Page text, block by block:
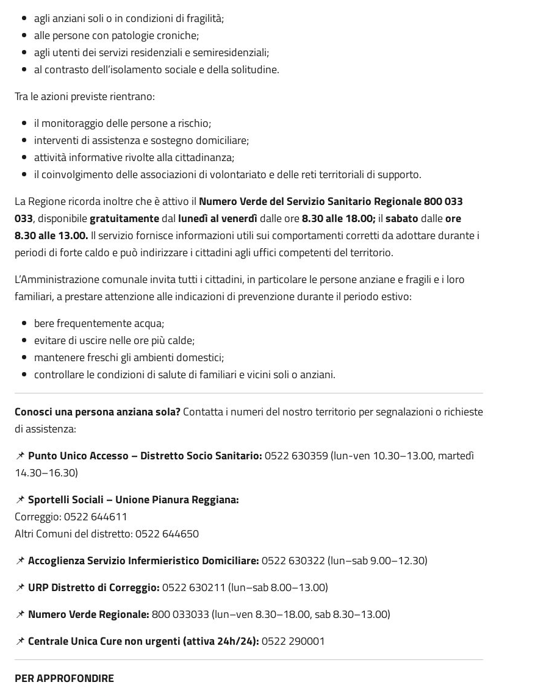
agli anziani soli o in condizioni di fragilità;
alle persone con patologie croniche;
agli utenti dei servizi residenziali e semiresidenziali;
al contrasto dell’isolamento sociale e della solitudine.
Tra le azioni previste rientrano:
il monitoraggio delle persone a rischio;
interventi di assistenza e sostegno domiciliare;
attività informative rivolte alla cittadinanza;
il coinvolgimento delle associazioni di volontariato e delle reti territoriali di supporto.
La Regione ricorda inoltre che è attivo il Numero Verde del Servizio Sanitario Regionale 800 033
033, disponibilegratuitamentedal lunedì al venerdì dalle ore8.30 alle 18.00; ilsabato dalleore
8.30 alle 13.00. Il servizio fornisce informazioni utili sui comportamenti corretti da adottare durante i
periodi di forte caldo e può indirizzare i cittadini agli uffici competenti del territorio.
L’Amministrazione comunale invita tutti i cittadini, in particolare le persone anziane e fragili e i loro
familiari, a prestare attenzione alle indicazioni di prevenzione durante il periodo estivo:
bere frequentemente acqua;
evitare di uscire nelle ore più calde;
mantenere freschi gli ambienti domestici;
controllare le condizioni di salute di familiari e vicini soli o anziani.
Conosci una persona anziana sola?Contatta i numeri del nostro territorio per segnalazioni o richieste
di assistenza:
📌 Punto Unico Accesso – Distretto Socio Sanitario:0522 630359 (lun-ven 10.30–13.00, martedì
14.30–16.30)
📌 Sportelli Sociali – Unione Pianura Reggiana:
Correggio: 0522 644611
Altri Comuni del distretto: 0522 644650
📌 Accoglienza Servizio Infermieristico Domiciliare:0522 630322 (lun–sab 9.00–12.30)
📌 URP Distretto di Correggio:0522 630211 (lun–sab 8.00–13.00)
📌 Numero Verde Regionale:800 033033 (lun–ven 8.30–18.00, sab 8.30–13.00)
📌 Centrale Unica Cure non urgenti (attiva 24h/24):0522 290001
PER APPROFONDIRE